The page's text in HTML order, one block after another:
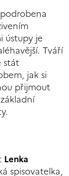
ústupy je
Tváří
stát
jak si
přijmout
Lenka
spisovatelka,